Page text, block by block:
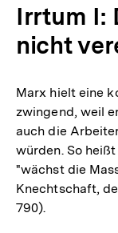
Irrtum I:
nicht
Marx hielt eine
zwingend, weil
auch die
würden. So heißt
"wächst die
Knechtschaft,
790).